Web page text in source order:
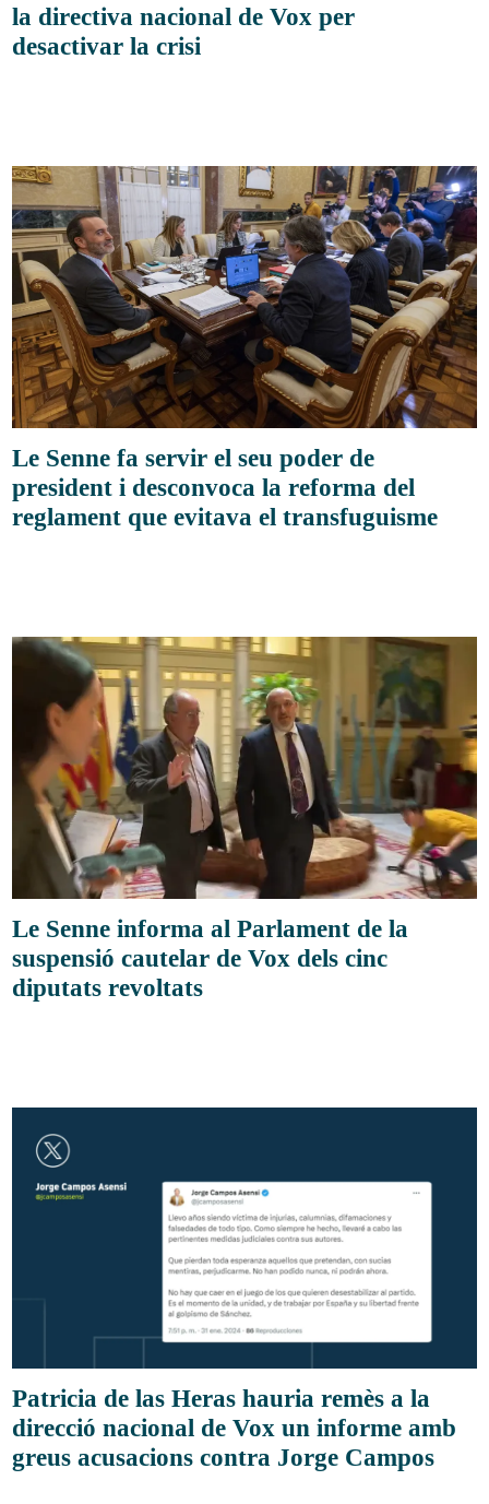
la directiva nacional de Vox per
desactivar la crisi
Le Senne fa servir el seu poder de
president i desconvoca la reforma del
reglament que evitava el transfuguisme
Le Senne informa al Parlament de la
suspensió cautelar de Vox dels cinc
diputats revoltats
Patricia de las Heras hauria remès a la
direcció nacional de Vox un informe amb
greus acusacions contra Jorge Campos